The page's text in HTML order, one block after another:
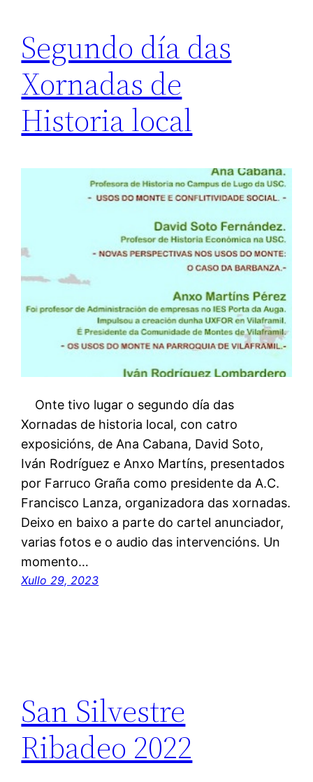
Segundo día das
Xornadas de
Historia local
Onte tivo lugar o segundo día das
Xornadas de historia local, con catro
exposicións, de Ana Cabana, David Soto,
Iván Rodríguez e Anxo Martíns, presentados
por Farruco Graña como presidente da A.C.
Francisco Lanza, organizadora das xornadas.
Deixo en baixo a parte do cartel anunciador,
varias fotos e o audio das intervencións. Un
momento…
Xullo 29, 2023
San Silvestre
Ribadeo 2022